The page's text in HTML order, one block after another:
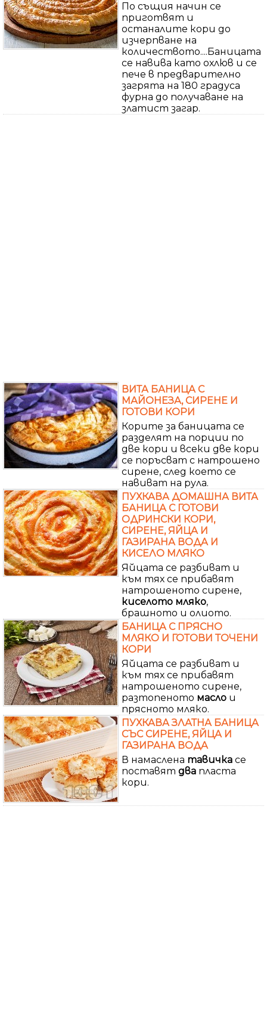
По същия начин се
приготвят и
останалите кори до
изчерпване на
количеството....Баницата
се навива като охлюв и се
пече в предварително
загрята на 180 градуса
фурна до получаване на
златист загар.
ВИТА БАНИЦА С
МАЙОНЕЗА, СИРЕНЕ И
ГОТОВИ КОРИ
Корите за баницата се
разделят на порции по
две кори и всеки две кори
се поръсват с натрошено
сирене, след което се
навиват на рула.
ПУХКАВА ДОМАШНА ВИТА
БАНИЦА С ГОТОВИ
ОДРИНСКИ КОРИ,
СИРЕНЕ, ЯЙЦА И
ГАЗИРАНА ВОДА И
КИСЕЛО МЛЯКО
Яйцата се разбиват и
към тях се прибавят
натрошеното сирене,
киселото мляко,
брашното и олиото.
БАНИЦА С ПРЯСНО
МЛЯКО И ГОТОВИ ТОЧЕНИ
КОРИ
Яйцата се разбиват и
към тях се прибавят
натрошеното сирене,
разтопеното масло и
прясното мляко.
ПУХКАВА ЗЛАТНА БАНИЦА
СЪС СИРЕНЕ, ЯЙЦА И
ГАЗИРАНА ВОДА
В намаслена тавичка се
поставят два пласта
кори.